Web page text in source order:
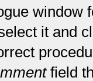
window
it and
field